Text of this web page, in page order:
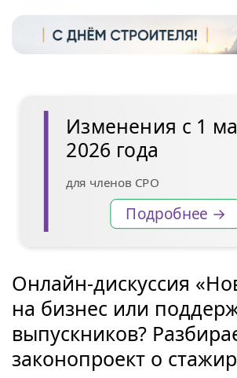
Изменения с 1
2026 года
для членов СРО
Подробнее →
Онлайн-дискуссия
на бизнес или
выпускников?
законопроект о